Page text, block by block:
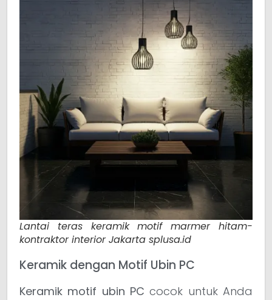
Lantai teras keramik motif marmer hitam-
kontraktor interior Jakarta splusa.id
Keramik dengan Motif Ubin PC
Keramik motif ubin PC cocok untuk Anda